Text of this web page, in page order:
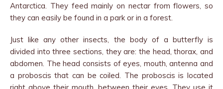
Antarctica. They feed mainly on nectar from flowers, so
they can easily be found in a park or in a forest.
Just like any other insects, the body of a butterfly is
divided into three sections, they are: the head, thorax, and
abdomen. The head consists of eyes, mouth, antenna and
a proboscis that can be coiled. The proboscis is located